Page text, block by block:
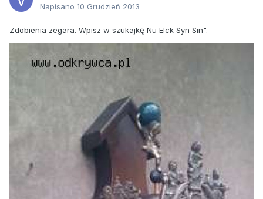
Napisano 10 Grudzień 2013
Zdobienia zegara. Wpisz w szukajkę Nu Elck Syn Sin".